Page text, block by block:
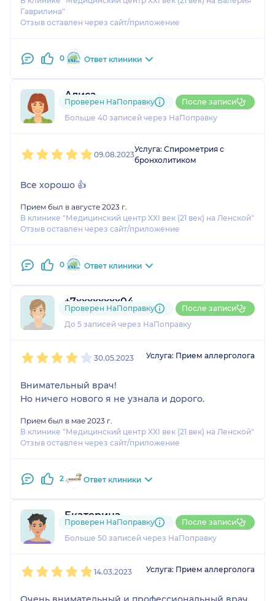
Гаврилина"
Отзыв оставлен через сайт/приложение
0 Ответ клиники
Алиса
7 отзывов и4 оценки
Больше 40 записей через НаПоправку
Проверен НаПоправку После записи
09.08.2023
Услуга: Спирометрия с
бронхолитиком
Все хорошо 👍
Прием был в августе 2023 г.
В клинике "Медицинский центр XXI век (21 век) на Ленской"
Отзыв оставлен через сайт/приложение
0 Ответ клиники
+7xxxxxxxx04
1 отзыв
До 5 записей через НаПоправку
Проверен НаПоправку После записи
30.05.2023 Услуга: Прием аллерголога
Внимательный врач!
Но ничего нового я не узнала и дорого.
Прием был в мае 2023 г.
В клинике "Медицинский центр XXI век (21 век) на Ленской"
Отзыв оставлен через сайт/приложение
2 Ответ клиники
Екатерина
17 отзывови1 оценка
Больше 50 записей через НаПоправку
Проверен НаПоправку После записи
14.03.2023 Услуга: Прием аллерголога